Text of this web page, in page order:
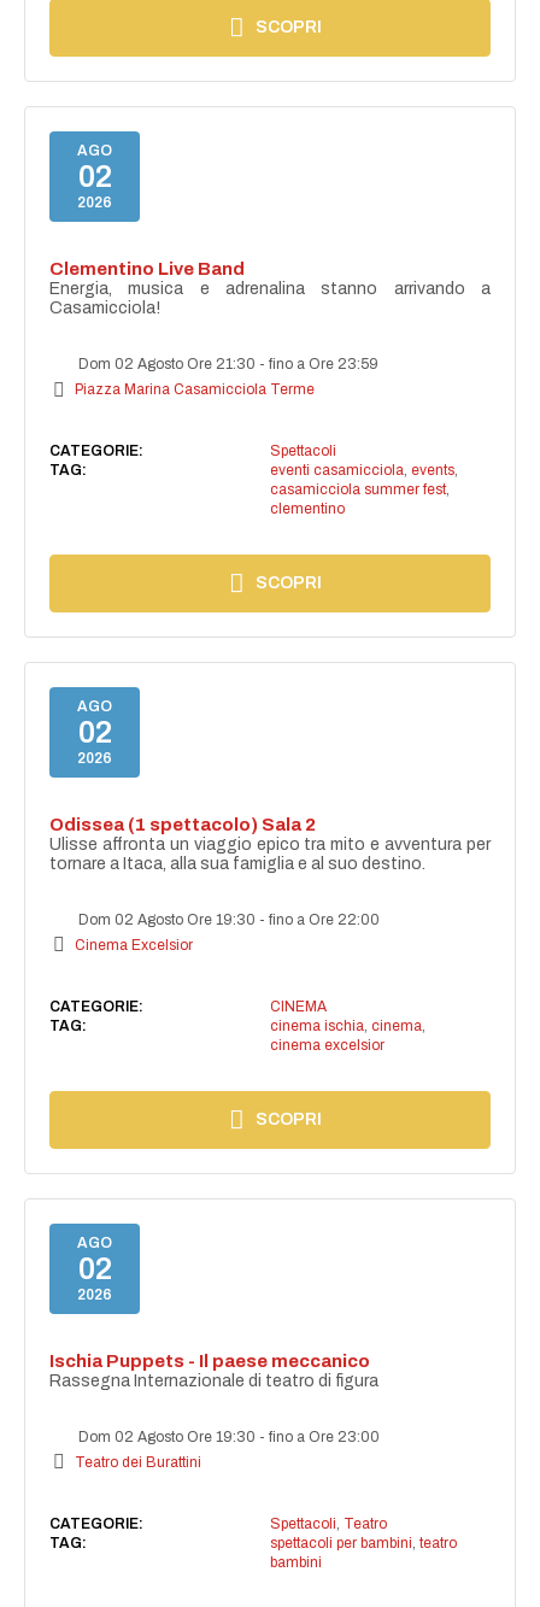
SCOPRI
AGO
02
2026
Clementino Live Band
Energia, musica e adrenalina stanno arrivando a
Casamicciola!
Dom 02 Agosto Ore 21:30 -fino a Ore 23:59
Piazza Marina Casamicciola Terme
CATEGORIE:
Spettacoli
TAG:
eventi casamicciola, events,
casamicciola summer fest,
clementino
SCOPRI
AGO
02
2026
Odissea (1 spettacolo) Sala 2
Ulisse affronta un viaggio epico tra mito e avventura per
tornare a Itaca, alla sua famiglia e al suo destino.
Dom 02 Agosto Ore 19:30 -fino a Ore 22:00
Cinema Excelsior
CATEGORIE:
CINEMA
TAG:
cinema ischia, cinema,
cinema excelsior
SCOPRI
AGO
02
2026
Ischia Puppets - Il paese meccanico
Rassegna Internazionale di teatro di figura
Dom 02 Agosto Ore 19:30 -fino a Ore 23:00
Teatro dei Burattini
CATEGORIE: Spettacoli Teatro
TAG:
spettacoli per bambini teatro
bambini